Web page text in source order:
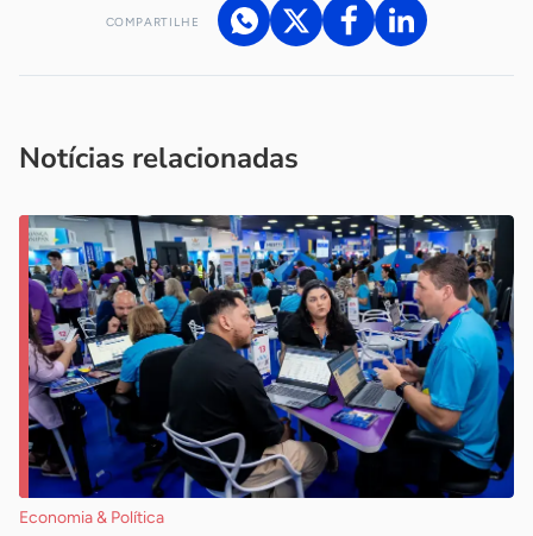
COMPARTILHE
Notícias relacionadas
Economia & Política